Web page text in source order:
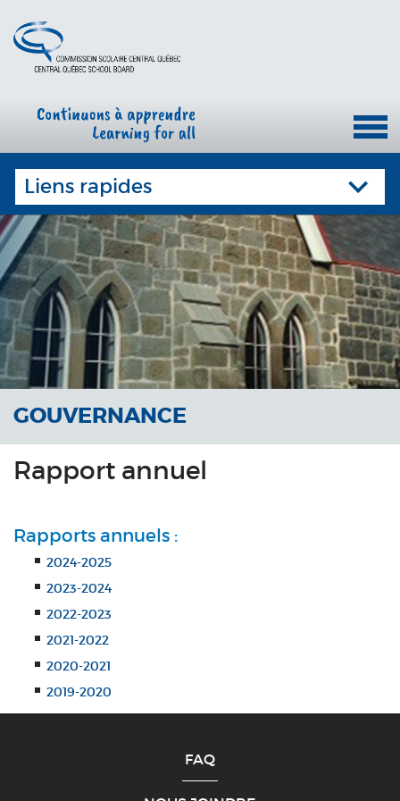
Liens rapides
GOUVERNANCE
Rapport annuel
Rapports annuels :
2024-2025
2023-2024
2022-2023
2021-2022
2020-2021
2019-2020
FAQ